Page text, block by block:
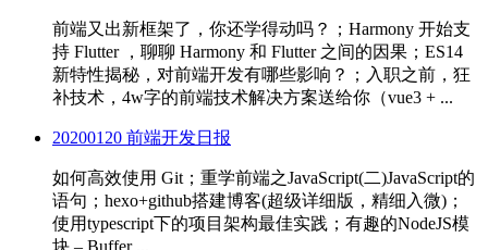
前端又出新框架了，你还学得动吗？；Harmony 开始支
持 Flutter ，聊聊 Harmony 和 Flutter 之间的因果；ES14
新特性揭秘，对前端开发有哪些影响？；入职之前，狂
补技术，4w字的前端技术解决方案送给你（vue3 + ...
20200120 前端开发日报
如何高效使用 Git；重学前端之JavaScript(二)JavaScript的
语句；hexo+github搭建博客(超级详细版，精细入微)；
使用typescript下的项目架构最佳实践；有趣的NodeJS模
块 – Buffer ...